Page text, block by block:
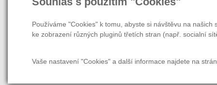
Používáme "Cookies" k tomu, abyste si návštěvu na
ke zobrazení různých pluginů třetích stran (např. socialní
Vaše nastavení "Cookies" a další informace najdete na